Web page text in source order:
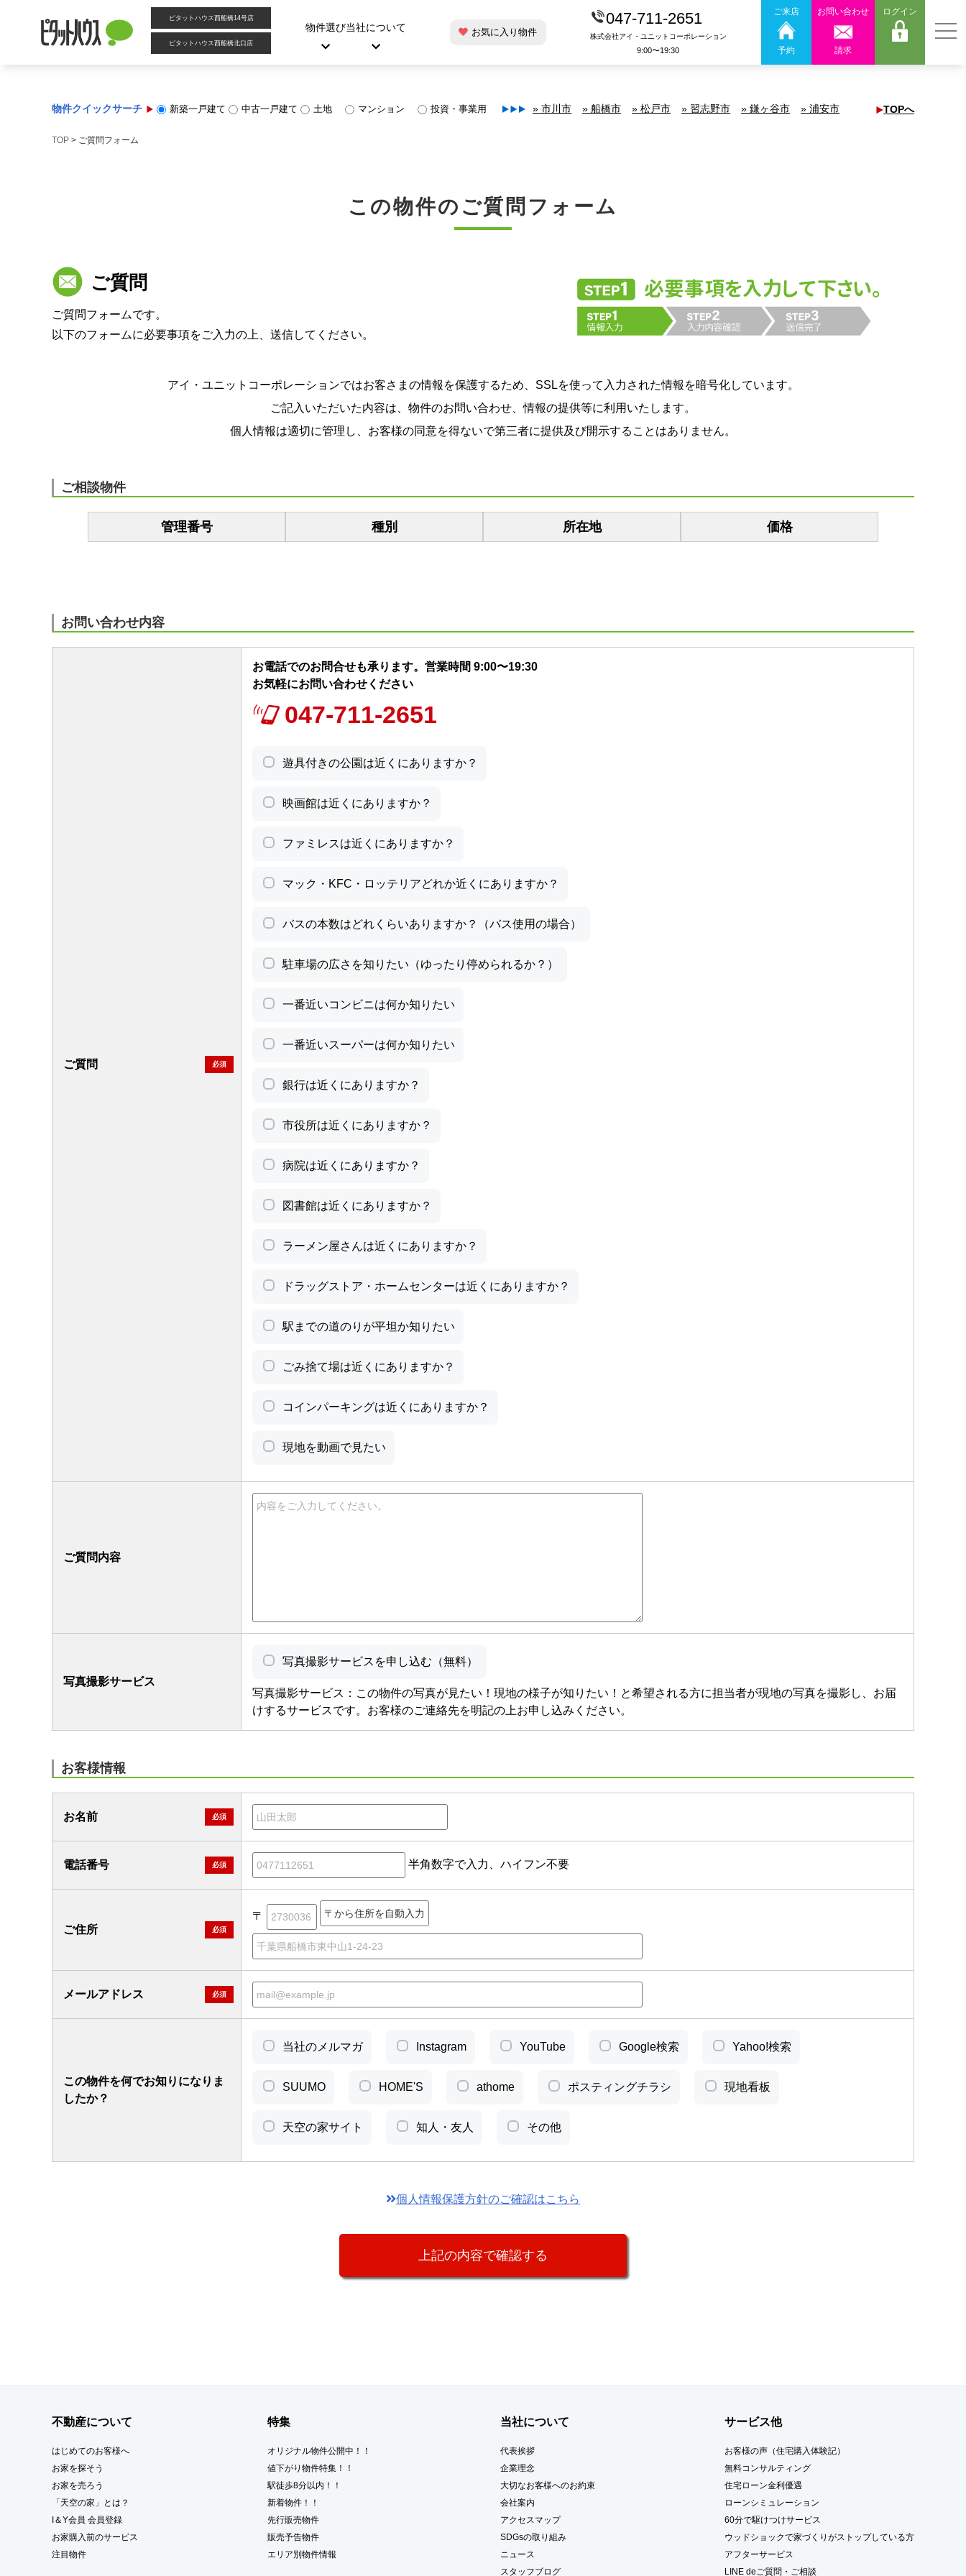
ピタットハウス西船橋14号店
ピタットハウス西船橋北口店
物件選び当社について お気に入り物件
047-711-2651
株式会社アイ・ユニットコーポレーション
9:00〜19:30
ご来店
予約
お問い合わせ
請求
ログイン
物件クイックサーチ 新築一戸建て 中古一戸建て 土地 マンション 投資・事業用 » 市川市 » 船橋市 » 松戸市 » 習志野市 » 鎌ヶ谷市 » 浦安市 TOPへ
TOP > ご質問フォーム
この物件のご質問フォーム
ご質問
ご質問フォームです。
以下のフォームに必要事項をご入力の上、送信してください。
アイ・ユニットコーポレーションではお客さまの情報を保護するため、SSLを使って入力された情報を暗号化しています。
ご記入いただいた内容は、物件のお問い合わせ、情報の提供等に利用いたします。
個人情報は適切に管理し、お客様の同意を得ないで第三者に提供及び開示することはありません。
ご相談物件
管理番号 種別 所在地 価格
お問い合わせ内容
ご質問 必須
お電話でのお問合せも承ります。営業時間 9:00〜19:30
お気軽にお問い合わせください
047-711-2651
遊具付きの公園は近くにありますか？
映画館は近くにありますか？
ファミレスは近くにありますか？
マック・KFC・ロッテリアどれか近くにありますか？
バスの本数はどれくらいありますか？（バス使用の場合）
駐車場の広さを知りたい（ゆったり停められるか？）
一番近いコンビニは何か知りたい
一番近いスーパーは何か知りたい
銀行は近くにありますか？
市役所は近くにありますか？
病院は近くにありますか？
図書館は近くにありますか？
ラーメン屋さんは近くにありますか？
ドラッグストア・ホームセンターは近くにありますか？
駅までの道のりが平坦か知りたい
ごみ捨て場は近くにありますか？
コインパーキングは近くにありますか？
現地を動画で見たい
ご質問内容
写真撮影サービス
写真撮影サービスを申し込む（無料）
写真撮影サービス：この物件の写真が見たい！現地の様子が知りたい！と希望される方に担当者が現地の写真を撮影し、お届
けするサービスです。お客様のご連絡先を明記の上お申し込みください。
お客様情報
お名前 必須
電話番号 必須 半角数字で入力、ハイフン不要
ご住所 必須
〒
メールアドレス 必須
この物件を何でお知りになりま
したか？
当社のメルマガ Instagram YouTube Google検索 Yahoo!検索
SUUMO HOME'S athome ポスティングチラシ 現地看板
天空の家サイト 知人・友人 その他
個人情報保護方針のご確認はこちら
不動産について
はじめてのお客様へ
お家を探そう
お家を売ろう
「天空の家」とは？
I＆Y会員 会員登録
お家購入前のサービス
注目物件
特集
オリジナル物件公開中！！
値下がり物件特集！！
駅徒歩8分以内！！
新着物件！！
先行販売物件
販売予告物件
エリア別物件情報
当社について
代表挨拶
企業理念
大切なお客様へのお約束
会社案内
アクセスマップ
SDGsの取り組み
ニュース
スタッフブログ
サービス他
お客様の声（住宅購入体験記）
無料コンサルティング
住宅ローン金利優遇
ローンシミュレーション
60分で駆けつけサービス
ウッドショックで家づくりがストップしている方
アフターサービス
LINE deご質問・ご相談